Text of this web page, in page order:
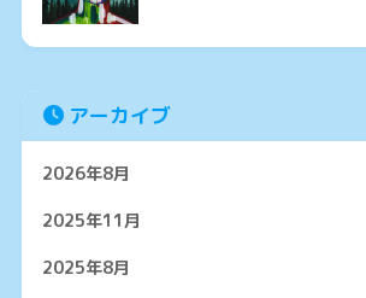
アーカイブ
2026年8月
2025年11月
2025年8月